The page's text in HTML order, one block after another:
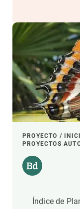
PROYECTO /
PROYECTOS
Índice de